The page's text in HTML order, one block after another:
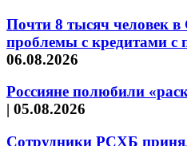
Почти 8 тысяч человек
проблемы с кредитами
06.08.2026
Россияне полюбили
| 05.08.2026
Сотрудники РСХБ